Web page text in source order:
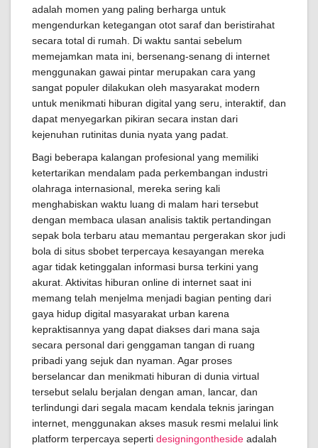
adalah momen yang paling berharga untuk
mengendurkan ketegangan otot saraf dan beristirahat
secara total di rumah. Di waktu santai sebelum
memejamkan mata ini, bersenang-senang di internet
menggunakan gawai pintar merupakan cara yang
sangat populer dilakukan oleh masyarakat modern
untuk menikmati hiburan digital yang seru, interaktif, dan
dapat menyegarkan pikiran secara instan dari
kejenuhan rutinitas dunia nyata yang padat.
Bagi beberapa kalangan profesional yang memiliki
ketertarikan mendalam pada perkembangan industri
olahraga internasional, mereka sering kali
menghabiskan waktu luang di malam hari tersebut
dengan membaca ulasan analisis taktik pertandingan
sepak bola terbaru atau memantau pergerakan skor judi
bola di situs sbobet terpercaya kesayangan mereka
agar tidak ketinggalan informasi bursa terkini yang
akurat. Aktivitas hiburan online di internet saat ini
memang telah menjelma menjadi bagian penting dari
gaya hidup digital masyarakat urban karena
kepraktisannya yang dapat diakses dari mana saja
secara personal dari genggaman tangan di ruang
pribadi yang sejuk dan nyaman. Agar proses
berselancar dan menikmati hiburan di dunia virtual
tersebut selalu berjalan dengan aman, lancar, dan
terlindungi dari segala macam kendala teknis jaringan
internet, menggunakan akses masuk resmi melalui link
platform terpercaya seperti designingontheside adalah